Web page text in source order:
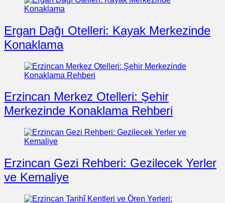
Ergan Dağı Otelleri: Kayak Merkezinde
Konaklama
Erzincan Merkez Otelleri: Şehir
Merkezinde Konaklama Rehberi
Erzincan Gezi Rehberi: Gezilecek Yerler
ve Kemaliye